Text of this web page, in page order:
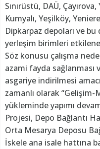
Sınırüstü, DAÜ,
Kumyalı, Yeşilköy,
Dipkarpaz depoları ve
yerleşim birimleri
Söz konusu çalışma
azami fayda
asgariye indirilmesi
zamanlı olarak “Gelişim-
yükleminde yapımı
Projesi, Depo Bağlantı
Orta Mesarya Deposu
İskele ana isale hattına